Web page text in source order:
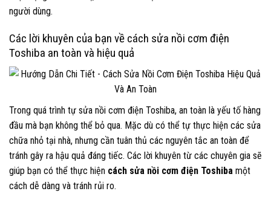
người dùng.
Các lời khuyên của bạn về cách sửa nồi cơm điện
Toshiba an toàn và hiệu quả
Trong quá trình tự sửa nồi cơm điện Toshiba, an toàn là yếu tố hàng
đầu mà bạn không thể bỏ qua. Mặc dù có thể tự thực hiện các sửa
chữa nhỏ tại nhà, nhưng cần tuân thủ các nguyên tắc an toàn để
tránh gây ra hậu quả đáng tiếc. Các lời khuyên từ các chuyên gia sẽ
giúp bạn có thể thực hiện cách sửa nồi cơm điện Toshiba một
cách dễ dàng và tránh rủi ro.